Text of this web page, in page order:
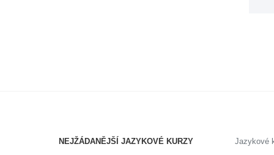
NEJŽÁDANĚJŠÍ JAZYKOVÉ KURZY Jazykové